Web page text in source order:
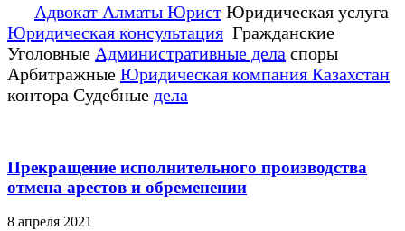
Адвокат Алматы Юрист Юридическая услуга
Юридическая консультация Гражданские
Уголовные Административные дела споры
Арбитражные Юридическая компания Казахстан
контора Судебные дела
Прекращение исполнительного производства
отмена арестов и обременении
8 апреля 2021